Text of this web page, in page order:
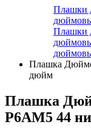
Плашки
Плашки
Плашка
дюйм
Плашка
Р6АМ5 44